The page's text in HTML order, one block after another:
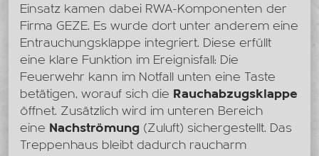
Einsatz kamen dabei RWA-Komponenten der
Firma GEZE. Es wurde dort unter anderem eine
Entrauchungsklappe integriert. Diese erfüllt
eine klare Funktion im Ereignisfall: Die
Feuerwehr kann im Notfall unten eine Taste
betätigen, worauf sich die Rauchabzugsklappe
öffnet. Zusätzlich wird im unteren Bereich
eine Nachströmung (Zuluft) sichergestellt. Das
Treppenhaus bleibt dadurch raucharm